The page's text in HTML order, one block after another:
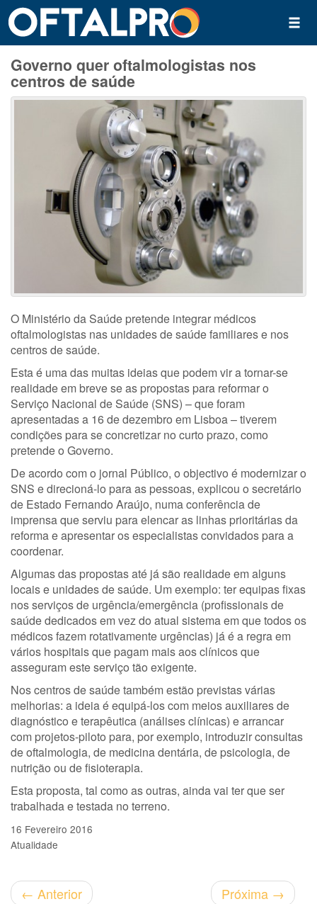
Governo quer oftalmologistas nos
centros de saúde
O Ministério da Saúde pretende integrar médicos
oftalmologistas nas unidades de saúde familiares e nos
centros de saúde.
Esta é uma das muitas ideias que podem vir a tornar-se
realidade em breve se as propostas para reformar o
Serviço Nacional de Saúde (SNS) – que foram
apresentadas a 16 de dezembro em Lisboa – tiverem
condições para se concretizar no curto prazo, como
pretende o Governo.
De acordo com o jornal Público, o objectivo é modernizar o
SNS e direcioná-lo para as pessoas, explicou o secretário
de Estado Fernando Araújo, numa conferência de
imprensa que serviu para elencar as linhas prioritárias da
reforma e apresentar os especialistas convidados para a
coordenar.
Algumas das propostas até já são realidade em alguns
locais e unidades de saúde. Um exemplo: ter equipas fixas
nos serviços de urgência/emergência (profissionais de
saúde dedicados em vez do atual sistema em que todos os
médicos fazem rotativamente urgências) já é a regra em
vários hospitais que pagam mais aos clínicos que
asseguram este serviço tão exigente.
Nos centros de saúde também estão previstas várias
melhorias: a ideia é equipá-los com meios auxiliares de
diagnóstico e terapêutica (análises clínicas) e arrancar
com projetos-piloto para, por exemplo, introduzir consultas
de oftalmologia, de medicina dentária, de psicologia, de
nutrição ou de fisioterapia.
Esta proposta, tal como as outras, ainda vai ter que ser
trabalhada e testada no terreno.
16 Fevereiro 2016
Atualidade
← Anterior Próxima →